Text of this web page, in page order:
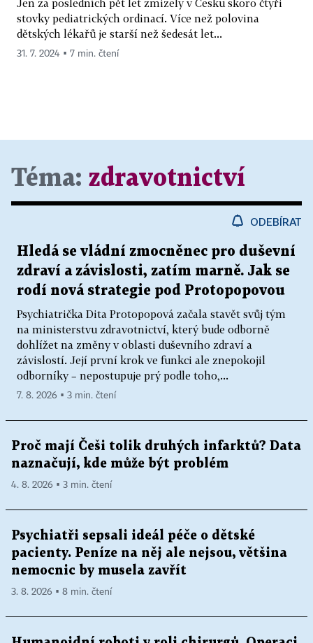
Jen za posledních pět let zmizely v Česku skoro čtyři
stovky pediatrických ordinací. Více než polovina
dětských lékařů je starší než šedesát let...
31. 7. 2024 ▪ 7 min. čtení
Téma: zdravotnictví
ODEBÍRAT
Hledá se vládní zmocněnec pro duševní
zdraví a závislosti, zatím marně. Jak se
rodí nová strategie pod Protopopovou
Psychiatrička Dita Protopopová začala stavět svůj tým
na ministerstvu zdravotnictví, který bude odborně
dohlížet na změny v oblasti duševního zdraví a
závislostí. Její první krok ve funkci ale znepokojil
odborníky – nepostupuje prý podle toho,...
7. 8. 2026 ▪ 3 min. čtení
Proč mají Češi tolik druhých infarktů? Data
naznačují, kde může být problém
4. 8. 2026 ▪ 3 min. čtení
Psychiatři sepsali ideál péče o dětské
pacienty. Peníze na něj ale nejsou, většina
nemocnic by musela zavřít
3. 8. 2026 ▪ 8 min. čtení